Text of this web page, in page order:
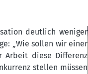
deutlich weniger
„Wie sollen wir einer
Arbeit diese Differenz
stellen müssen